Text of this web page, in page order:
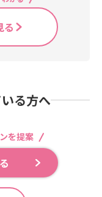
る
る方へ
を提案